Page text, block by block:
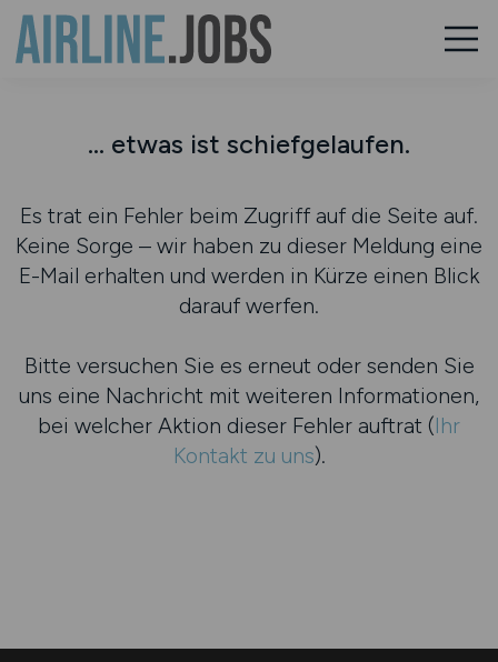
... etwas ist schiefgelaufen.
Es trat ein Fehler beim Zugriff auf die Seite auf.
Keine Sorge – wir haben zu dieser Meldung eine
E-Mail erhalten und werden in Kürze einen Blick
darauf werfen.
Bitte versuchen Sie es erneut oder senden Sie
uns eine Nachricht mit weiteren Informationen,
bei welcher Aktion dieser Fehler auftrat (Ihr
Kontakt zu uns).